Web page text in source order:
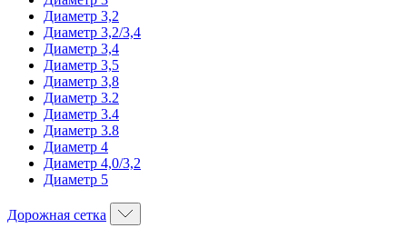
Диаметр 3,2
Диаметр 3,2/3,4
Диаметр 3,4
Диаметр 3,5
Диаметр 3,8
Диаметр 3.2
Диаметр 3.4
Диаметр 3.8
Диаметр 4
Диаметр 4,0/3,2
Диаметр 5
Дорожная сетка